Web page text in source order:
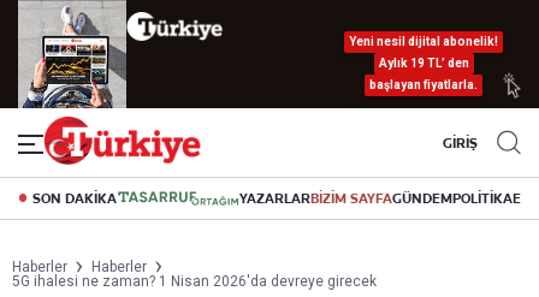
Yeni nesil dijital abonelik!
Aylık 19 TL’ den
başlayan fiyatlarla.
GİRİŞ
SON DAKİKA YAZARLARBİZİM SAYFAGÜNDEMPOLİTİKA
Haberler
Haberler
5G ihalesi ne zaman? 1 Nisan 2026'da devreye girecek